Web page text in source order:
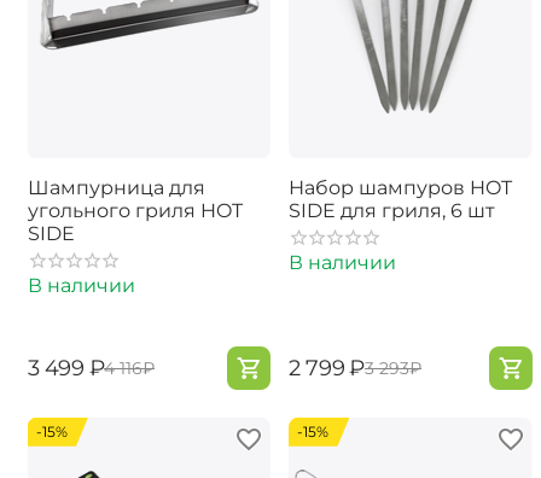
Шампурница для
угольного гриля HOT
SIDE
В наличии
‍3 499‍ ₽‍4 116‍₽
Набор шампуров HOT
SIDE для гриля, 6 шт
В наличии
‍2 799‍₽‍3 293‍₽
-15% -15%